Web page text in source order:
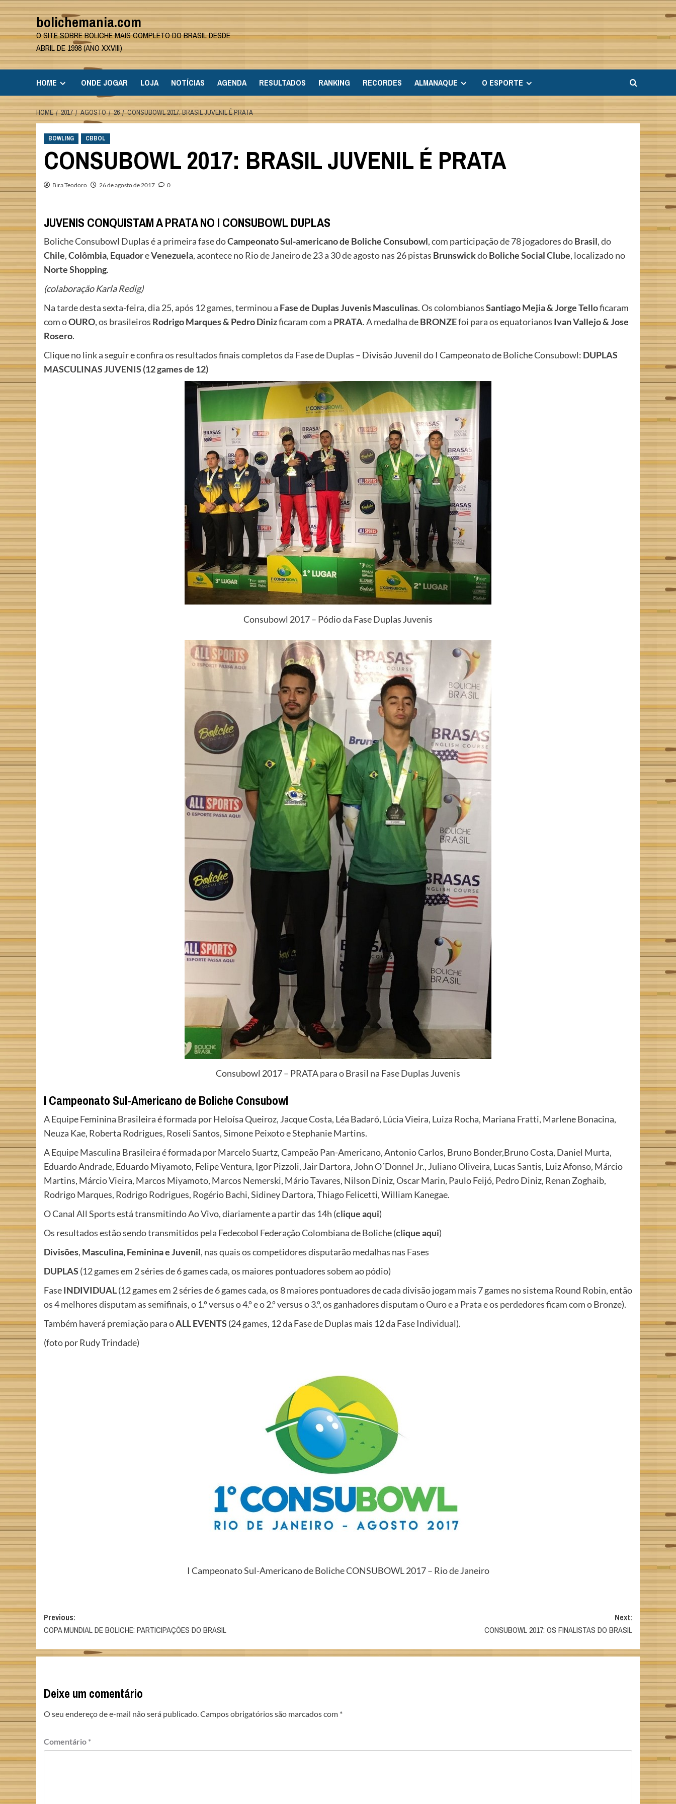
Skip
to
content
bolichemania.com
O SITE SOBRE BOLICHE MAIS COMPLETO DO BRASIL DESDE
ABRIL DE 1998 (ANO XXVIII)
HOME ONDE JOGAR LOJA NOTÍCIAS AGENDA RESULTADOS RANKING RECORDES ALMANAQUE O ESPORTE
HOME 2017 AGOSTO 26 CONSUBOWL 2017: BRASIL JUVENIL É PRATA
BOWLING CBBOL
CONSUBOWL 2017: BRASIL JUVENIL É PRATA
Bira Teodoro 26 de agosto de 2017 0
JUVENIS CONQUISTAM A PRATA NO I CONSUBOWL DUPLAS
Boliche Consubowl Duplas é a primeira fase doCampeonato Sul-americano de Boliche Consubowl, com participação de 78 jogadores doBrasil, do
Chile,Colômbia, EquadoreVenezuela, acontece no Rio de Janeiro de 23 a 30 de agosto nas 26 pistas BrunswickdoBoliche Social Clube, localizado no
Norte Shopping.
(colaboração Karla Redig)
Na tarde desta sexta-feira, dia 25, após 12 games, terminou a Fase de Duplas Juvenis Masculinas. Os colombianosSantiago Mejia & Jorge Telloficaram
com oOURO, os brasileiros Rodrigo Marques & Pedro Dinizficaram com a PRATA. A medalha deBRONZEfoi para os equatorianos Ivan Vallejo & Jose
Rosero.
Clique no link a seguir e confira os resultados finais completos da Fase de Duplas – Divisão Juvenil do I Campeonato de Boliche Consubowl: DUPLAS
MASCULINAS JUVENIS (12 games de 12)
Consubowl 2017 – Pódio da Fase Duplas Juvenis
Consubowl 2017 – PRATA para o Brasil na Fase Duplas Juvenis
I Campeonato Sul-Americano de Boliche Consubowl
A Equipe Feminina Brasileira é formada por Heloísa Queiroz, Jacque Costa, Léa Badaró, Lúcia Vieira, Luiza Rocha, Mariana Fratti, Marlene Bonacina,
Neuza Kae, Roberta Rodrigues, Roseli Santos, Simone Peixoto e Stephanie Martins.
A Equipe Masculina Brasileira é formada por Marcelo Suartz, Campeão Pan-Americano, Antonio Carlos, Bruno Bonder,Bruno Costa, Daniel Murta,
Eduardo Andrade, Eduardo Miyamoto, Felipe Ventura, Igor Pizzoli, Jair Dartora, John O´Donnel Jr., Juliano Oliveira, Lucas Santis, Luiz Afonso, Márcio
Martins, Márcio Vieira, Marcos Miyamoto, Marcos Nemerski, Mário Tavares, Nilson Diniz, Oscar Marin, Paulo Feijó, Pedro Diniz, Renan Zoghaib,
Rodrigo Marques, Rodrigo Rodrigues, Rogério Bachi, Sidiney Dartora, Thiago Felicetti, William Kanegae.
O Canal All Sports está transmitindo Ao Vivo, diariamente a partir das 14h (clique aqui)
Os resultados estão sendo transmitidos pela Fedecobol Federação Colombiana de Boliche (clique aqui)
Divisões, Masculina, Feminina e Juvenil, nas quais os competidores disputarão medalhas nas Fases
DUPLAS (12 games em 2 séries de 6 games cada, os maiores pontuadores sobem ao pódio)
FaseINDIVIDUAL(12 games em 2 séries de 6 games cada, os 8 maiores pontuadores de cada divisão jogam mais 7 games no sistema Round Robin, então
os 4 melhores disputam as semifinais, o 1.º versus o 4.º e o 2.º versus o 3.º, os ganhadores disputam o Ouro e a Prata e os perdedores ficam com o Bronze).
Também haverá premiação para oALL EVENTS (24 games, 12 da Fase de Duplas mais 12 da Fase Individual).
(foto por Rudy Trindade)
I Campeonato Sul-Americano de Boliche CONSUBOWL 2017 – Rio de Janeiro
Post
navigation
Previous:
COPA MUNDIAL DE BOLICHE: PARTICIPAÇÕES DO BRASIL
Next:
CONSUBOWL 2017: OS FINALISTAS DO BRASIL
Deixe um comentário
O seu endereço de e-mail não será publicado. Campos obrigatórios são marcados com *
Comentário *